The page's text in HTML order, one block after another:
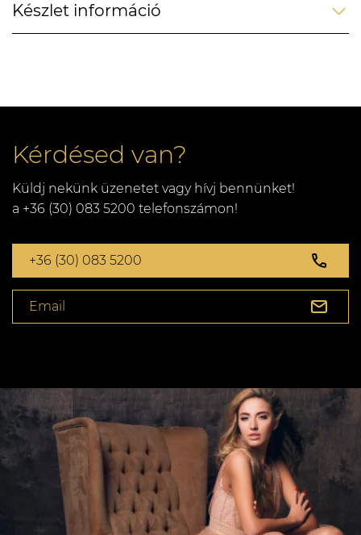
Készlet információ
Kérdésed van?
Küldj nekünk üzenetet vagy hívj bennünket!
a +36 (30) 083 5200 telefonszámon!
+36 (30) 083 5200
Email